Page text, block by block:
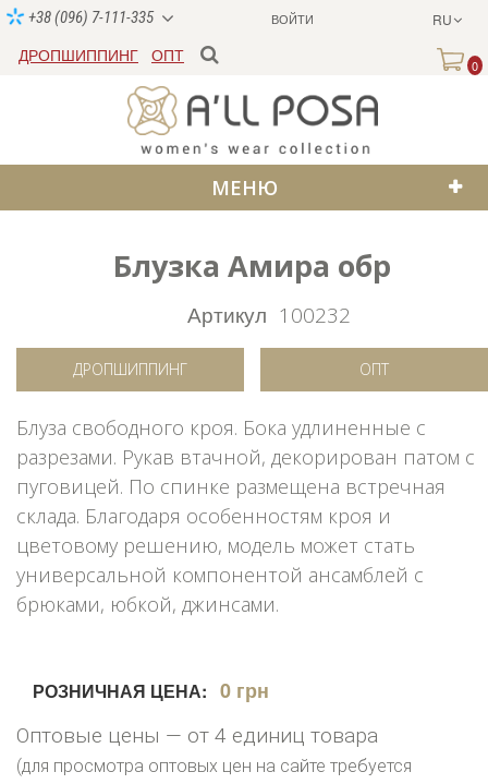
ВОЙТИ RU
+38 (096) 7-111-335
ДРОПШИППИНГ ОПТ
0
МЕНЮ
Блузка Амира обр
Артикул 100232
ДРОПШИППИНГ ОПТ
Блуза свободного кроя. Бока удлиненные с
разрезами. Рукав втачной, декорирован патом с
пуговицей. По спинке размещена встречная
склада. Благодаря особенностям кроя и
цветовому решению, модель может стать
универсальной компонентой ансамблей с
брюками, юбкой, джинсами.
РОЗНИЧНАЯ ЦЕНА: 0 грн
Оптовые цены — от 4 единиц товара
(для просмотра оптовых цен на сайте требуется